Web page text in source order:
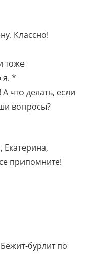
Классно!
тоже
я. *
что делать, если
вопросы?
припомните!
бурлит по